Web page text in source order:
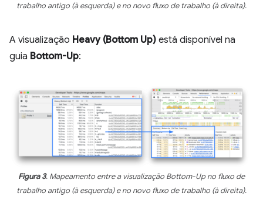
trabalho antigo (à esquerda) e no novo fluxo de trabalho (à direita).
A visualização Heavy (Bottom Up) está disponível na
guia Bottom-Up:
Figura 3. Mapeamento entre a visualização Bottom-Up no fluxo de
trabalho antigo (à esquerda) e no novo fluxo de trabalho (à direita).